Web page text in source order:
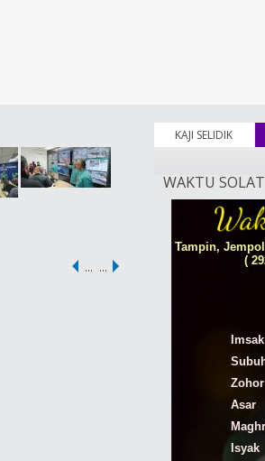
… …
KAJI SELIDIK
WAKTU SOLAT